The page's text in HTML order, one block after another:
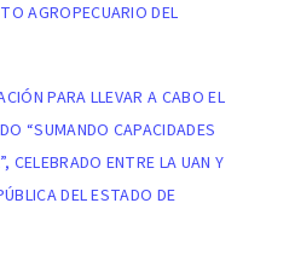
AGROPECUARIO DEL
PARA LLEVAR A CABO EL
“SUMANDO CAPACIDADES
CELEBRADO ENTRE LA UAN Y
DEL ESTADO DE